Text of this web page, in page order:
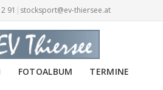
91 | stocksport@ev-thiersee.at
FOTOALBUM TERMINE